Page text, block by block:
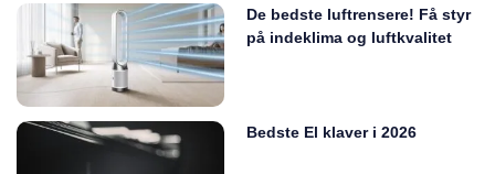
De bedste luftrensere! Få styr
på indeklima og luftkvalitet
Bedste El klaver i 2026